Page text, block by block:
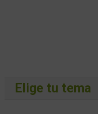
Elige tu tema